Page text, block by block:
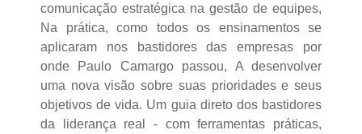
comunicação estratégica na gestão de equipes,
Na prática, como todos os ensinamentos se
aplicaram nos bastidores das empresas por
onde Paulo Camargo passou, A desenvolver
uma nova visão sobre suas prioridades e seus
objetivos de vida. Um guia direto dos bastidores
da liderança real - com ferramentas práticas,